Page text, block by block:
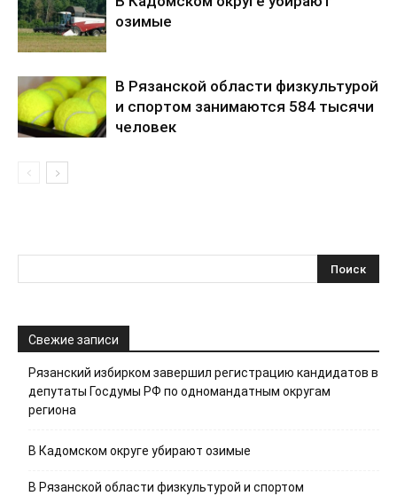
озимые
В Рязанской области физкультурой
и спортом занимаются 584 тысячи
человек
Свежие записи
Рязанский избирком завершил регистрацию кандидатов в
депутаты Госдумы РФ по одномандатным округам
региона
В Кадомском округе убирают озимые
В Рязанской области физкультурой и спортом